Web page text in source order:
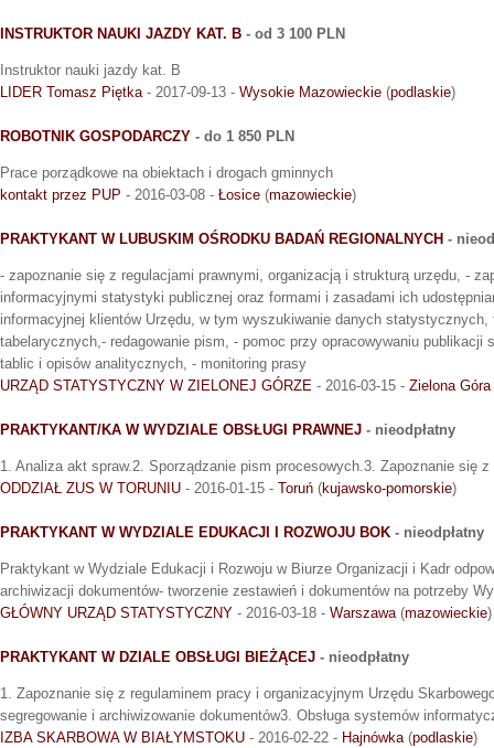
INSTRUKTOR NAUKI JAZDY KAT. B - od 3 100 PLN
Instruktor nauki jazdy kat. B
LIDER Tomasz Piętka- 2017-09-13 - Wysokie Mazowieckie (podlaskie)
ROBOTNIK GOSPODARCZY - do 1 850 PLN
Prace porządkowe na obiektach i drogach gminnych
kontakt przez PUP - 2016-03-08 - Łosice (mazowieckie)
PRAKTYKANT W LUBUSKIM OŚRODKU BADAŃ REGIONALNYCH -
- zapoznanie się z regulacjami prawnymi, organizacją i strukturą urzędu, -
informacyjnymi statystyki publicznej oraz formami i zasadami ich
informacyjnej klientów Urzędu, w tym wyszukiwanie danych statystycznych,
tabelarycznych,- redagowanie pism, - pomoc przy opracowywaniu
tablic i opisów analitycznych, - monitoring prasy
URZĄD STATYSTYCZNY W ZIELONEJ GÓRZE - 2016-03-15 - Zielona Góra
PRAKTYKANT/KA W WYDZIALE OBSŁUGI PRAWNEJ - nieodpłatny
1. Analiza akt spraw.2. Sporządzanie pism procesowych.3. Zapoznanie się
ODDZIAŁ ZUS W TORUNIU - 2016-01-15 - Toruń (kujawsko-pomorskie)
PRAKTYKANT W WYDZIALE EDUKACJI I ROZWOJU BOK - nieodpłatny
Praktykant w Wydziale Edukacji i Rozwoju w Biurze Organizacji i Kadr
archiwizacji dokumentów- tworzenie zestawień i dokumentów na potrzeby
GŁÓWNY URZĄD STATYSTYCZNY - 2016-03-18 - Warszawa(mazowieckie)
PRAKTYKANT W DZIALE OBSŁUGI BIEŻĄCEJ - nieodpłatny
1. Zapoznanie się z regulaminem pracy i organizacyjnym Urzędu
segregowanie i archiwizowanie dokumentów3. Obsługa systemów
IZBA SKARBOWA W BIAŁYMSTOKU - 2016-02-22 - Hajnówka(podlaskie)